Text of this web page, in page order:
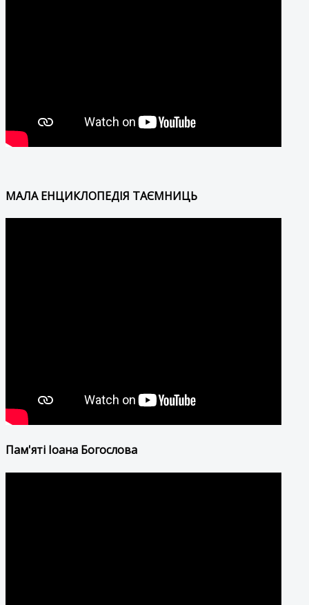
МАЛА ЕНЦИКЛОПЕДІЯ ТАЄМНИЦЬ
Пам'яті Іоана Богослова